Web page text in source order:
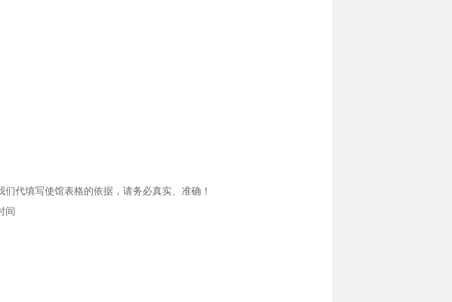
代填写使馆表格的依据，请务必真实、准确！
间